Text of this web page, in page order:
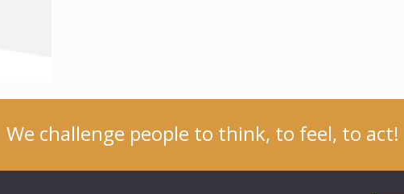
We challenge people to think, to feel, to act!